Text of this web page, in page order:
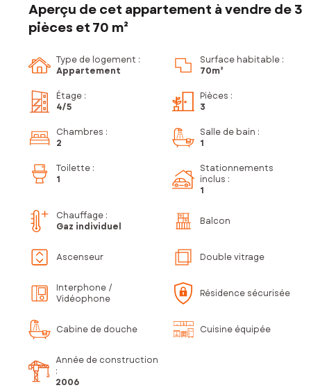
Aperçu de cet appartement à vendre de 3
pièces et 70 m²
Type de logement :
Appartement
Surface habitable :
70m²
Étage :
4/5
Pièces :
3
Chambres :
2
Salle de bain :
1
Toilette :
1
Stationnements
inclus :
1
Chauffage :
Gaz individuel
Balcon
Ascenseur Double vitrage
Interphone /
Vidéophone
Résidence sécurisée
Cabine de douche Cuisine équipée
Année de construction
:
2006